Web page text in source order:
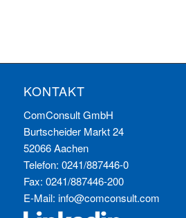
KONTAKT
ComConsult GmbH
Burtscheider Markt 24
52066 Aachen
Telefon: 0241/887446-0
Fax: 0241/887446-200
E-Mail: info@comconsult.com